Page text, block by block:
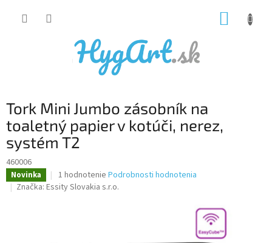
Tork Mini Jumbo zásobník na
toaletný papier v kotúči, nerez,
systém T2
460006
Novinka
Priemerné
hodnotenie
1 hodnotenie Podrobnosti hodnotenia
Značka: Essity Slovakia s.r.o.